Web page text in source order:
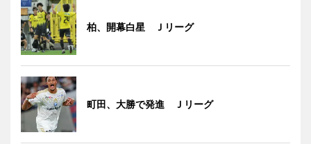
柏、開幕白星 Ｊリーグ
町田、大勝で発進 Ｊリーグ